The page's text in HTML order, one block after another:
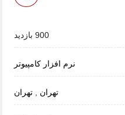
900 بازدید
نرم افزار کامپیوتر
تهران تهران